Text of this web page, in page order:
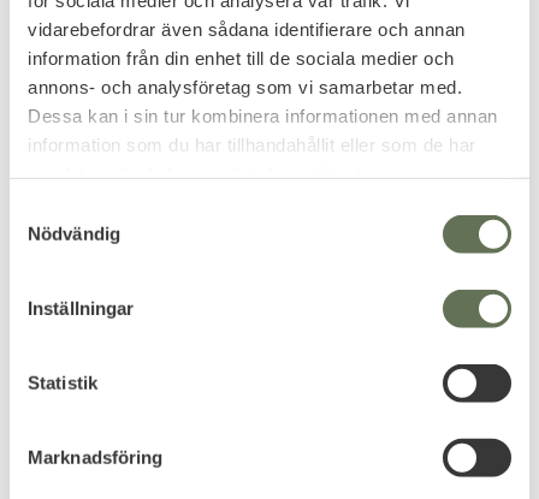
vidarebefordrar även sådana identifierare och annan
information från din enhet till de sociala medier och
annons- och analysföretag som vi samarbetar med.
Dessa kan i sin tur kombinera informationen med annan
information som du har tillhandahållit eller som de har
Nödvändig
Inställningar
Statistik
Marknadsföring
199 999KR
Förvaringsväska i nylon samt
putsduk ingår.
Lägg till i favoriter
Silva kikare Pocket
Perfekt som extrakikare i
ryggsäcken eller i byxfickan.
FAVORIT